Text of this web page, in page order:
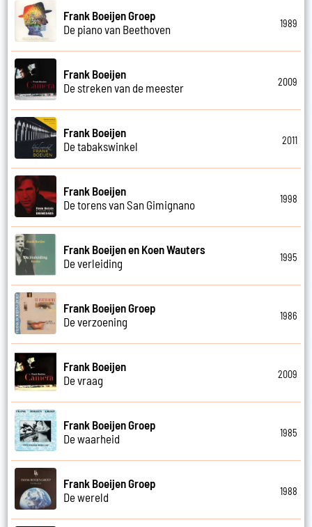
Frank Boeijen Groep
De piano van Beethoven
1989
Frank Boeijen
De streken van de meester
2009
Frank Boeijen
De tabakswinkel
2011
Frank Boeijen
De torens van San Gimignano
1998
Frank Boeijen en Koen Wauters
De verleiding
1995
Frank Boeijen Groep
De verzoening
1986
Frank Boeijen
De vraag
2009
Frank Boeijen Groep
De waarheid
1985
Frank Boeijen Groep
De wereld
1988